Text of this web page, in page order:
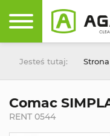
Jesteś tutaj:
Comac
RENT 0544